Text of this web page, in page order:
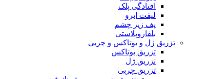
افتادگی پلک
لیفت ابرو
پف زیر چشم
بلفاروپلاستی
تزریق ژل و بوتاکس و چربی
تزریق بوتاکس
تزریق ژل
تزریق چربی